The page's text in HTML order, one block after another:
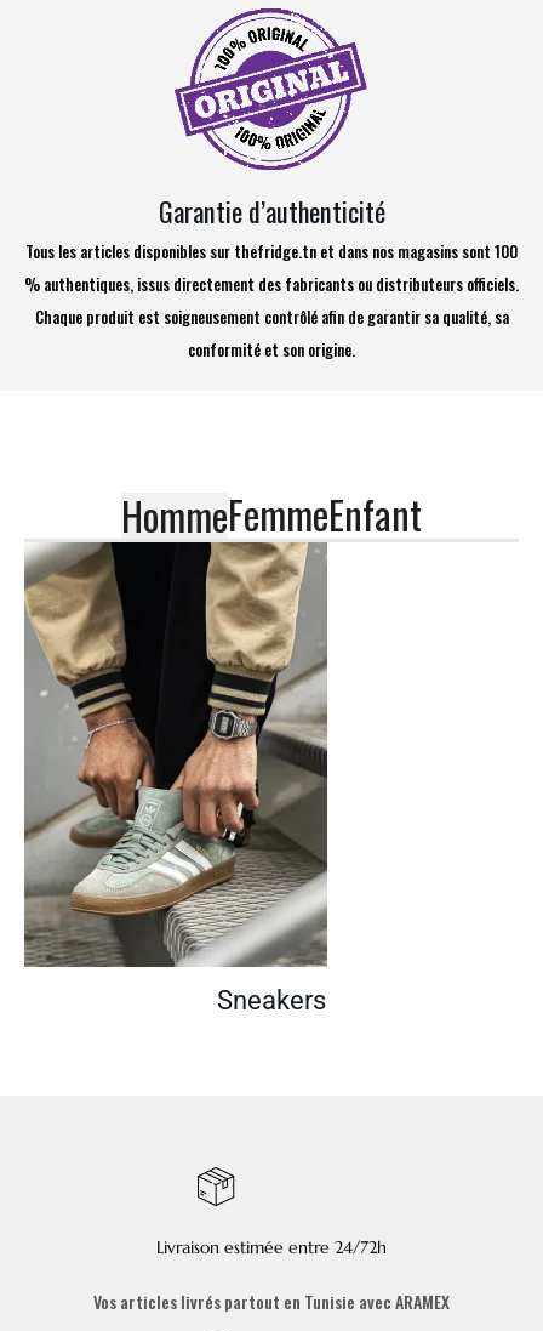
Garantie d’authenticité
Tous les articles disponibles sur thefridge.tn et dans nos magasins sont 100
% authentiques, issus directement des fabricants ou distributeurs officiels.
Chaque produit est soigneusement contrôlé afin de garantir sa qualité, sa
conformité et son origine.
HommeFemmeEnfant
Sneakers
Livraison estimée entre 24/72h
Vos articles livrés partout en Tunisie avec ARAMEX